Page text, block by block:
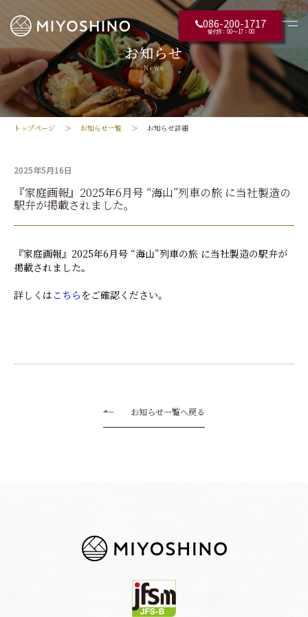
086-200-1717
受付8：00〜17：00
お知らせ
News
トップページ お知らせ一覧 お知らせ詳細
2025年5月16日
『家庭画報』2025年6月号 “海山”列車の旅 に当社製造の
駅弁が掲載されました。
『家庭画報』2025年6月号 “海山”列車の旅 に当社製造の駅弁が
掲載されました。
詳しくは こちら をご確認ください。
お知らせ一覧へ戻る